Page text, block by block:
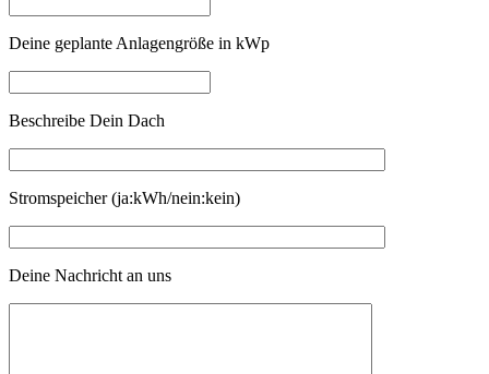
Deine geplante Anlagengröße in kWp
Beschreibe Dein Dach
Stromspeicher (ja:kWh/nein:kein)
Deine Nachricht an uns